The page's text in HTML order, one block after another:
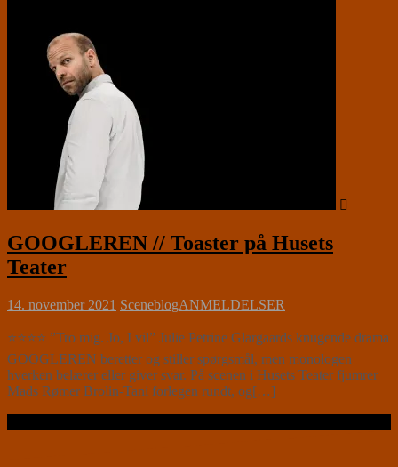
GOOGLEREN // Toaster på Husets
Teater
14. november 2021 SceneblogANMELDELSER
⭐⭐⭐⭐ ”Tro mig. Jo, I vil” Julie Petrine Glargaards knugende drama
GOOGLEREN beretter og stiller spørgsmål, men monologen
hverken belærer eller giver svar. På scenen i Husets Teater fjumrer
Mads Rømer Brolin-Tani forlegen rundt, og[…]